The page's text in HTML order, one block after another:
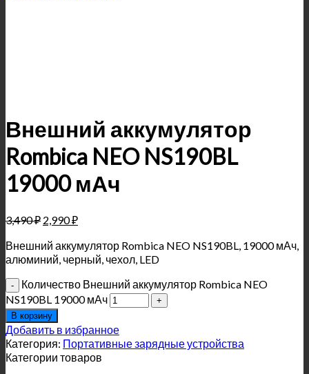
Внешний аккумулятор
Rombica NEO NS190BL
19000 мАч
3,490₽ 2,990₽
Внешний аккумулятор Rombica NEO NS190BL, 19000 мАч,
алюминий, черный, чехол, LED
Количество Внешний аккумулятор Rombica NEO
NS190BL 19000 мАч
В корзину
Добавить в избранное
Категория: Портативные зарядные устройства
Категории товаров